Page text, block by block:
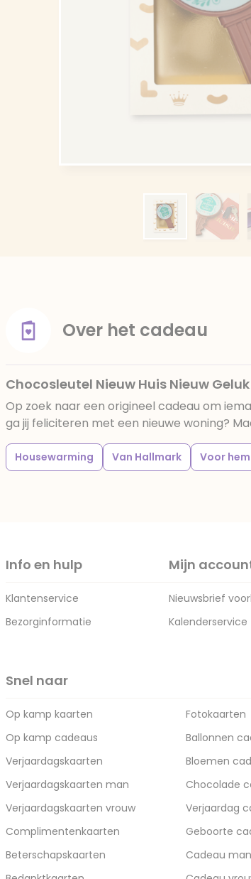
Over het cadeau
Chocosleutel Nieuw Huis Nieuw Geluk
Op zoek naar een origineel cadeau om
ga jij feliciteren met een nieuwe woning?
Housewarming Van Hallmark Voor hem
Info en hulp
Klantenservice
Bezorginformatie
Mijn
Nieuwsbrief
Kalenderservice
Snel naar
Op kamp kaarten
Op kamp cadeaus
Verjaardagskaarten
Verjaardagskaarten man
Verjaardagskaarten vrouw
Complimentenkaarten
Beterschapskaarten
Fotokaarten
Ballonnen
Bloemen
Chocolade
Verjaardag
Geboorte
Cadeau man